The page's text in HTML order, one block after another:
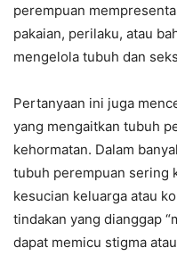
perempuan
pakaian, perilaku, atau
mengelola tubuh dan
Pertanyaan ini juga
yang mengaitkan tubuh
kehormatan. Dalam
tubuh perempuan sering
kesucian keluarga atau
tindakan yang dianggap
dapat memicu stigma